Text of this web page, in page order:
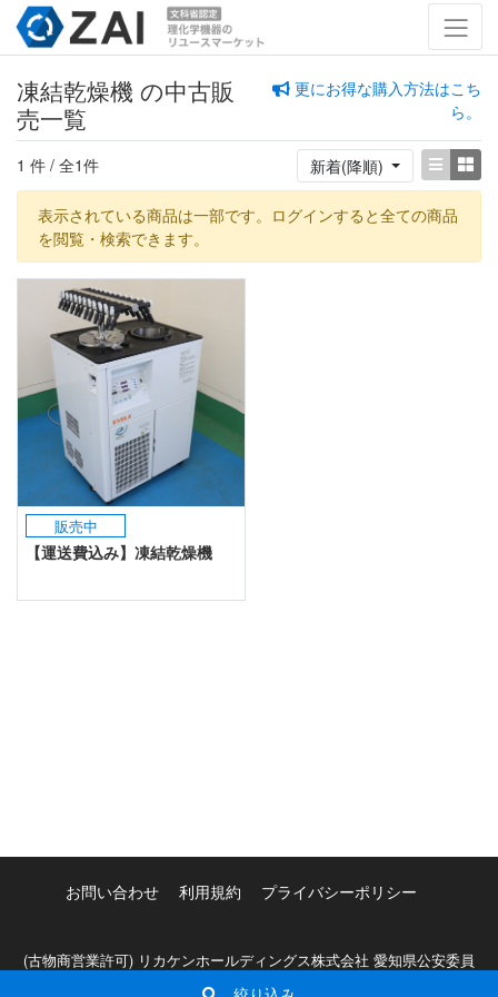
凍結乾燥機 の中古販
売一覧
更にお得な購入方法はこち
ら。
1 件 / 全1件 新着(降順)
表示されている商品は一部です。ログインすると全ての商品
を閲覧・検索できます。
販売中
【運送費込み】凍結乾燥機
お問い合わせ 利用規約 プライバシーポリシー
(古物商営業許可) リカケンホールディングス株式会社 愛知県公安委員